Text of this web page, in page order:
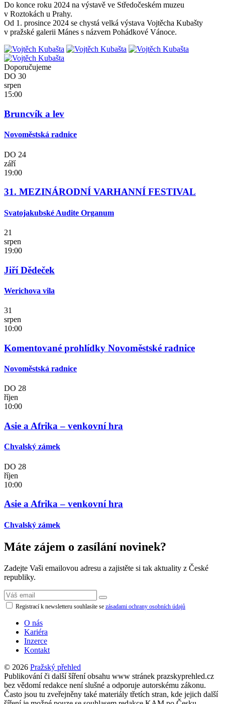
Do konce roku 2024 na výstavě ve Středočeském muzeu
v Roztokách u Prahy.
Od 1. prosince 2024 se chystá velká výstava Vojtěcha Kubašty
v pražské galerii Mánes s názvem Pohádkové Vánoce.
Doporučujeme
DO 30
srpen
15:00
Bruncvík a lev
Novoměstská radnice
DO 24
září
19:00
31. MEZINÁRODNÍ VARHANNÍ FESTIVAL
Svatojakubské Audite Organum
21
srpen
19:00
Jiří Dědeček
Werichova vila
31
srpen
10:00
Komentované prohlídky Novoměstské radnice
Novoměstská radnice
DO 28
říjen
10:00
Asie a Afrika – venkovní hra
Chvalský zámek
DO 28
říjen
10:00
Asie a Afrika – venkovní hra
Chvalský zámek
Máte zájem o zasílání novinek?
Zadejte Vaši emailovou adresu a zajistěte si tak aktuality z České
republiky.
Registrací k newsletteru souhlasíte se zásadami ochrany osobních údajů
O nás
Kariéra
Inzerce
Kontakt
© 2026 Pražský přehled
Publikování či další šíření obsahu www stránek prazskyprehled.cz
bez vědomí redakce není slušné a odporuje autorskému zákonu.
Často jsou tu zveřejněny také materiály třetích stran, kde jejich další